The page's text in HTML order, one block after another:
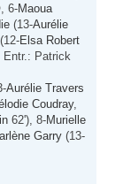
6-Maoua
(13-Aurélie
(12-Elsa Robert
Entr.: Patrick
Aurélie Travers
Coudray,
62'), 8-Murielle
Garry (13-